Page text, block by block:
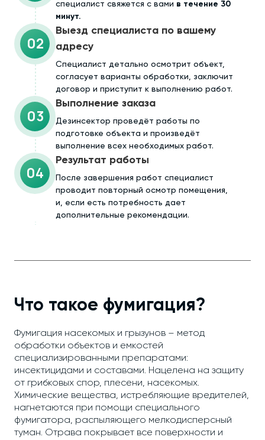
специалист свяжется с вами в течение 30
минут.
02
Выезд специалиста по вашему
адресу
Cпециалист детально осмотрит объект,
согласует варианты обработки, заключит
договор и приступит к выполнению работ.
03
Выполнение заказа
Дезинсектор проведёт работы по
подготовке объекта и произведёт
выполнение всех необходимых работ.
04
Результат работы
После завершения работ специалист
проводит повторный осмотр помещения,
и, если есть потребность дает
дополнительные рекомендации.
Что такое фумигация?
Фумигация насекомых и грызунов – метод
обработки объектов и емкостей
специализированными препаратами:
инсектицидами и составами. Нацелена на защиту
от грибковых спор, плесени, насекомых.
Химические вещества, истребляющие вредителей,
нагнетаются при помощи специального
фумигатора, распыляющего мелкодисперсный
туман. Отрава покрывает все поверхности и